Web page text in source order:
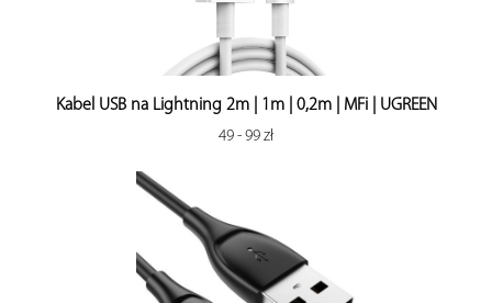
Kabel USB na Lightning 2m | 1m | 0,2m | MFi | UGREEN
49 - 99 zł